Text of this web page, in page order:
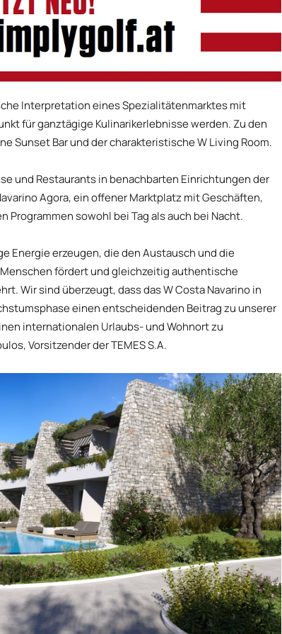
Interpretation eines Spezialitätenmarktes mit
für ganztägige Kulinarikerlebnisse werden. Zu den
Sunset Bar und der charakteristische W Living Room.
und Restaurants in benachbarten Einrichtungen der
Agora, ein offener Marktplatz mit Geschäften,
Programmen sowohl bei Tag als auch bei Nacht.
Energie erzeugen, die den Austausch und die
fördert und gleichzeitig authentische
Wir sind überzeugt, dass das W Costa Navarino in
einen entscheidenden Beitrag zu unserer
internationalen Urlaubs- und Wohnort zu
Vorsitzender der TEMES S.A.